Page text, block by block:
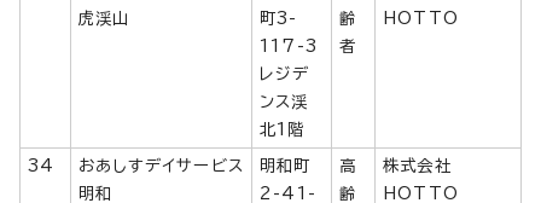
虎渓山
町3-
117-3
レジデ
ンス渓
北1階
齢
者
HOTTO
34
おあしすデイサービス
明和
明和町
2-41-
高
齢
株式会社
HOTTO